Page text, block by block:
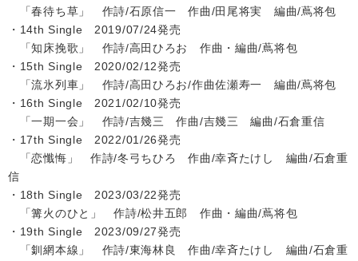
「春待ち草」 作詩/石原信一 作曲/田尾将実 編曲/蔦将包
・14th Single 2019/07/24発売
「知床挽歌」 作詩/高田ひろお 作曲・編曲/蔦将包
・15th Single 2020/02/12発売
「流氷列車」 作詩/高田ひろお/作曲佐瀬寿一 編曲/蔦将包
・16th Single 2021/02/10発売
「一期一会」 作詩/吉幾三 作曲/吉幾三 編曲/石倉重信
・17th Single 2022/01/26発売
「恋懺悔」 作詩/冬弓ちひろ 作曲/幸斉たけし 編曲/石倉重
信
・18th Single 2023/03/22発売
「篝火のひと」 作詩/松井五郎 作曲・編曲/蔦将包
・19th Single 2023/09/27発売
「釧網本線」 作詩/東海林良 作曲/幸斉たけし 編曲/石倉重